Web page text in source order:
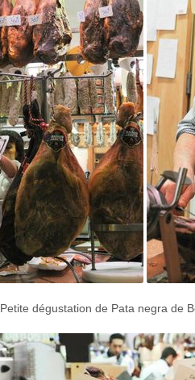
Petite dégustation de Pata negra de